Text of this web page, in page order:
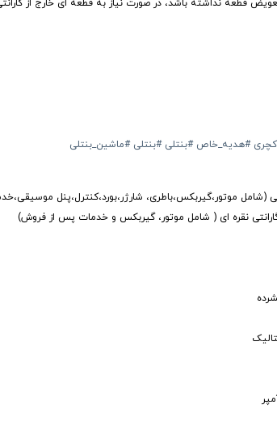
قطعه نداشته باشد، در صورت نیاز به قطعه ای خارج از
#هدیه_خاص #بنتلی #بنتلی #ماشین_بنتلی
(شامل موتور،گیربکس،باطری، شارژر،بورد،کنترل،پنل
نقره ای ( شامل موتور، گیربکس و خدمات پس از فروش)